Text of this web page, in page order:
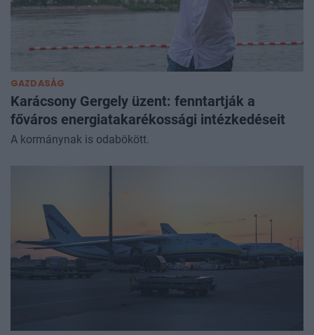
GAZDASÁG
Karácsony Gergely üzent: fenntartják a
főváros energiatakarékossági intézkedéseit
A kormánynak is odabökött.